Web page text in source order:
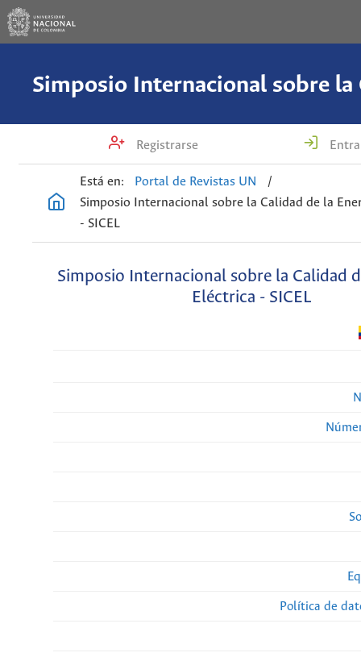
Registrarse
Está en: Portal de Revistas UN
/
Simposio Internacional sobre la Calidad de la
- SICEL
Simposio Internacional sobre la Calidad
Eléctrica - SICEL
Política de